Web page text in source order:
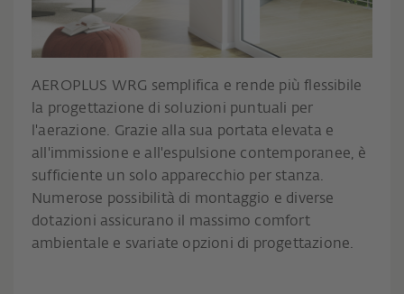
AEROPLUS WRG semplifica e rende più flessibile
la progettazione di soluzioni puntuali per
l'aerazione. Grazie alla sua portata elevata e
all'immissione e all'espulsione contemporanee, è
sufficiente un solo apparecchio per stanza.
Numerose possibilità di montaggio e diverse
dotazioni assicurano il massimo comfort
ambientale e svariate opzioni di progettazione.